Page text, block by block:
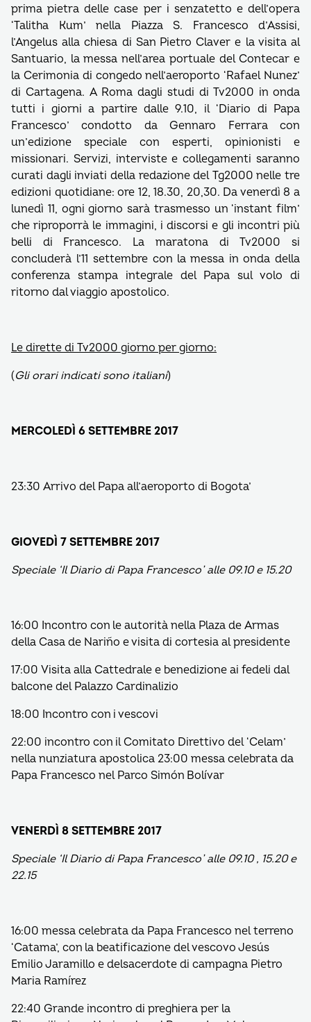
prima pietra delle case per i senzatetto e dell’opera
‘Talitha Kum’ nella Piazza S. Francesco d’Assisi,
l’Angelus alla chiesa di San Pietro Claver e la visita al
Santuario, la messa nell’area portuale del Contecar e
la Cerimonia di congedo nell’aeroporto ‘Rafael Nunez’
di Cartagena. A Roma dagli studi di Tv2000 in onda
tutti i giorni a partire dalle 9.10, il ‘Diario di Papa
Francesco’ condotto da Gennaro Ferrara con
un’edizione speciale con esperti, opinionisti e
missionari. Servizi, interviste e collegamenti saranno
curati dagli inviati della redazione del Tg2000 nelle tre
edizioni quotidiane: ore 12, 18.30, 20,30. Da venerdì 8 a
lunedì 11, ogni giorno sarà trasmesso un ‘instant film’
che riproporrà le immagini, i discorsi e gli incontri più
belli di Francesco. La maratona di Tv2000 si
concluderà l’11 settembre con la messa in onda della
conferenza stampa integrale del Papa sul volo di
ritorno dal viaggio apostolico.
Le dirette di Tv2000 giorno per giorno:
(Gli orari indicati sono italiani)
MERCOLEDÌ 6 SETTEMBRE 2017
23:30 Arrivo del Papa all’aeroporto di Bogota’
GIOVEDÌ 7 SETTEMBRE 2017
Speciale ‘Il Diario di Papa Francesco’ alle 09.10 e 15.20
16:00 Incontro con le autorità nella Plaza de Armas
della Casa de Nariño e visita di cortesia al presidente
17:00 Visita alla Cattedrale e benedizione ai fedeli dal
balcone del Palazzo Cardinalizio
18:00 Incontro con i vescovi
22:00 incontro con il Comitato Direttivo del ‘Celam’
nella nunziatura apostolica 23:00 messa celebrata da
Papa Francesco nel Parco Simón Bolívar
VENERDÌ 8 SETTEMBRE 2017
Speciale ‘Il Diario di Papa Francesco’ alle 09.10 , 15.20 e
22.15
16:00 messa celebrata da Papa Francesco nel terreno
‘Catama’, con la beatificazione del vescovo Jesús
Emilio Jaramillo e delsacerdote di campagna Pietro
Maria Ramírez
22:40 Grande incontro di preghiera per la